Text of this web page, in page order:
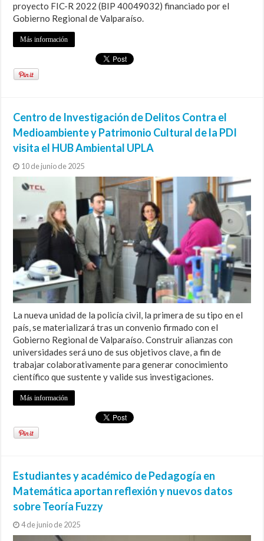
proyecto FIC-R 2022 (BIP 40049032) financiado por el
Gobierno Regional de Valparaíso.
Más información
Centro de Investigación de Delitos Contra el
Medioambiente y Patrimonio Cultural de la PDI
visita el HUB Ambiental UPLA
10 de junio de 2025
La nueva unidad de la policía civil, la primera de su tipo en el
país, se materializará tras un convenio firmado con el
Gobierno Regional de Valparaíso. Construir alianzas con
universidades será uno de sus objetivos clave, a fin de
trabajar colaborativamente para generar conocimiento
científico que sustente y valide sus investigaciones.
Más información
Estudiantes y académico de Pedagogía en
Matemática aportan reflexión y nuevos datos
sobre Teoría Fuzzy
4 de junio de 2025